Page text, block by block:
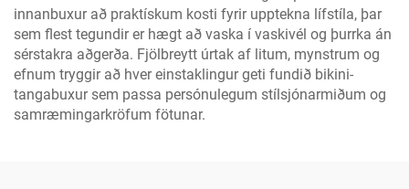
innanbuxur að praktískum kosti fyrir upptekna lífstíla, þar
sem flest tegundir er hægt að vaska í vaskivél og þurrka án
sérstakra aðgerða. Fjölbreytt úrtak af litum, mynstrum og
efnum tryggir að hver einstaklingur geti fundið bikini-
tangabuxur sem passa persónulegum stílsjónarmiðum og
samræmingarkröfum fötunar.